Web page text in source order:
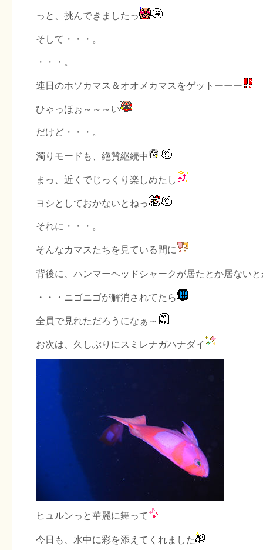
っと、挑んできましたっ
そして・・・。
・・・。
連日のホソカマス＆オオメカマスをゲットーーー
ひゃっほぉ～～～い
だけど・・・。
濁りモードも、絶賛継続中
まっ、近くでじっくり楽しめたし
ヨシとしておかないとねっ
それに・・・。
そんなカマスたちを見ている間に
背後に、ハンマーヘッドシャークが居たとか居ないと
・・・ニゴニゴが解消されてたら
全員で見れただろうになぁ～
お次は、久しぶりにスミレナガハナダイ
ヒュルンっと華麗に舞って
今日も、水中に彩を添えてくれました